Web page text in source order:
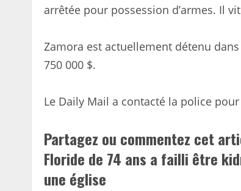
arrêtée pour possession d’armes. Il
Zamora est actuellement détenu
750 000 $.
Le Daily Mail a contacté la police
Partagez ou commentez cet
Floride de 74 ans a failli être
une église